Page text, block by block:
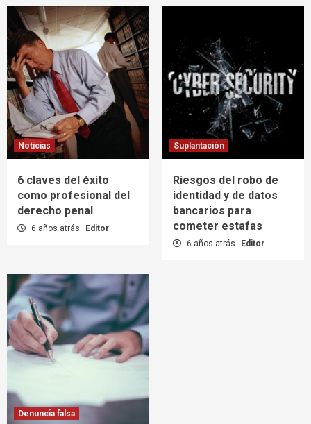
Noticias
6 claves del éxito
como profesional del
derecho penal
6 años atrás Editor
Suplantación
Riesgos del robo de
identidad y de datos
bancarios para
cometer estafas
6 años atrás Editor
Denuncia falsa